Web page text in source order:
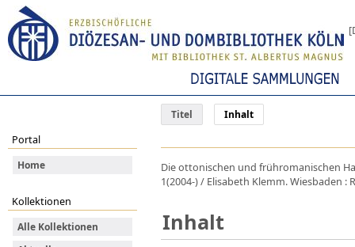
Titel Inhalt
Portal
Home
Kollektionen
Alle Kollektionen
Die ottonischen und frühromanischen
1(2004-) / Elisabeth Klemm. Wiesbaden :
Inhalt